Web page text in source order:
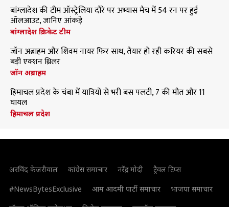
बांग्लादेश की टीम ऑस्ट्रेलिया दौरे पर अभ्यास मैच में 54 रन पर हुई
ऑलआउट, जानिए आंकड़े
बांग्लादेश क्रिकेट टीम
जॉन अब्राहम और शिवम नायर फिर साथ, तैयार हो रही करियर की सबसे
बड़ी एक्शन थ्रिलर
जॉन अब्राहम
हिमाचल प्रदेश के चंबा में यात्रियों से भरी बस पलटी, 7 की मौत और 11
घायल
हिमाचल प्रदेश
अरविंद केजरीवाल कांग्रेस समाचार नरेंद्र मोदी
ट्रैवल टिप्स
#NewsBytesExclusive
आम आदमी पार्टी समाचार
भाजपा समाचार